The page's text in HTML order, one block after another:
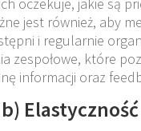
jest również, aby
i regularnie
zespołowe, które
informacji oraz
b) Elastyczność